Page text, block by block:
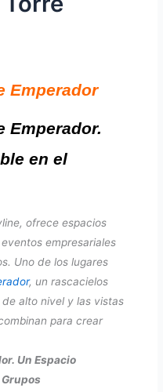
Emperador
Emperador.
en el
ofrece espacios
empresariales
Uno de los lugares
, un rascacielos
alto nivel y las vistas
para crear
Un Espacio